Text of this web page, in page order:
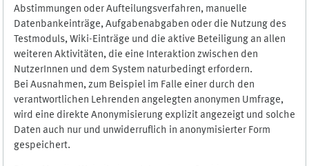
Abstimmungen oder Aufteilungsverfahren, manuelle
Datenbankeinträge, Aufgabenabgaben oder die Nutzung des
Testmoduls, Wiki-Einträge und die aktive Beteiligung an allen
weiteren Aktivitäten, die eine Interaktion zwischen den
NutzerInnen und dem System naturbedingt erfordern.
Bei Ausnahmen, zum Beispiel im Falle einer durch den
verantwortlichen Lehrenden angelegten anonymen Umfrage,
wird eine direkte Anonymisierung explizit angezeigt und solche
Daten auch nur und unwiderruflich in anonymisierter Form
gespeichert.